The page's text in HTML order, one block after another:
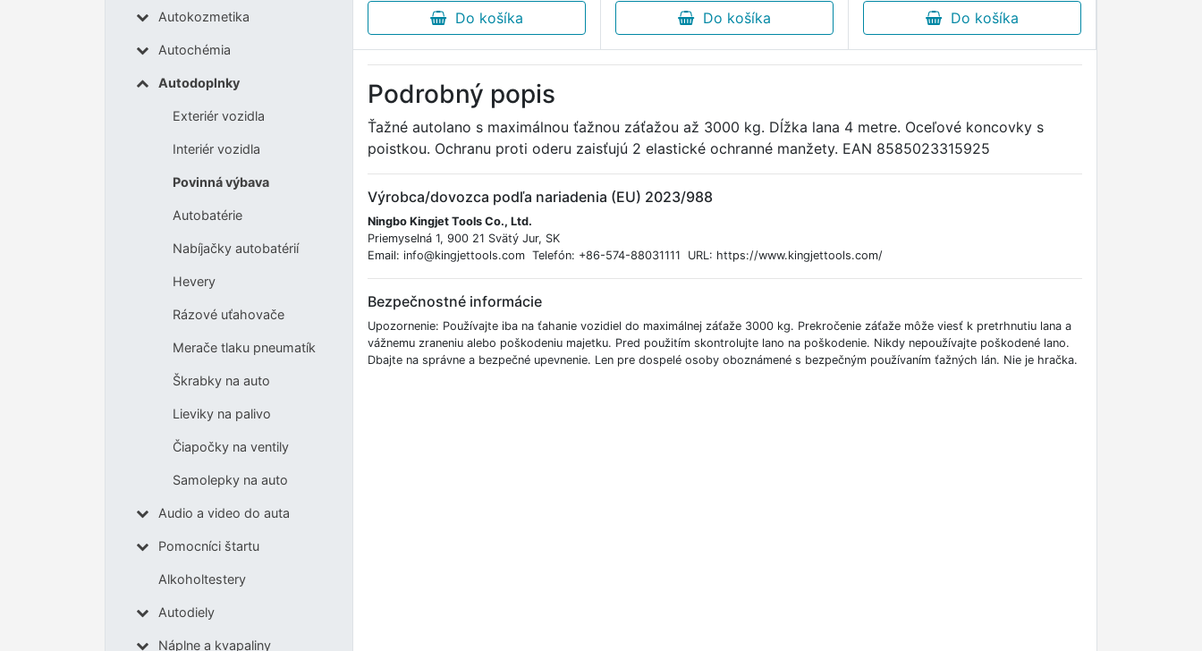
Autokozmetika
Autochémia
Autodoplnky
Exteriér vozidla
Interiér vozidla
Povinná výbava
Autobatérie
Nabíjačky autobatérií
Hevery
Rázové uťahovače
Merače tlaku pneumatík
Škrabky na auto
Lieviky na palivo
Čiapočky na ventily
Samolepky na auto
Audio a video do auta
Pomocníci štartu
Alkoholtestery
Autodiely
Náplne a kvapaliny
Do košíka
Do košíka
Do košíka
Podrobný popis
Ťažné autolano s maximálnou ťažnou záťažou až 3000 kg. Dĺžka lana 4 metre. Oceľové koncovky s
poistkou. Ochranu proti oderu zaisťujú 2 elastické ochranné manžety. EAN 8585023315925
Výrobca/dovozca podľa nariadenia (EU) 2023/988
Ningbo Kingjet Tools Co., Ltd.
Priemyselná 1, 900 21 Svätý Jur, SK
Email: info@kingjettools.com Telefón: +86-574-88031111 URL: https://www.kingjettools.com/
Bezpečnostné informácie
Upozornenie: Používajte iba na ťahanie vozidiel do maximálnej záťaže 3000 kg. Prekročenie záťaže môže viesť k pretrhnutiu lana a
vážnemu zraneniu alebo poškodeniu majetku. Pred použitím skontrolujte lano na poškodenie. Nikdy nepoužívajte poškodené lano.
Dbajte na správne a bezpečné upevnenie. Len pre dospelé osoby oboznámené s bezpečným používaním ťažných lán. Nie je hračka.